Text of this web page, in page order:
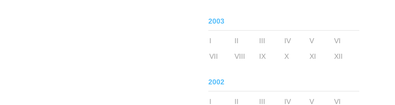
2003
I II III IV V
VI
VII
VIII IX X XI XII
2002
I II III IV V VI